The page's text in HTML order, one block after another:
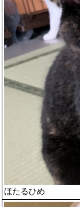
ほたるひめ